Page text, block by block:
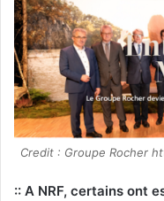
Credit : Groupe Rocher
:: A NRF, certains ont